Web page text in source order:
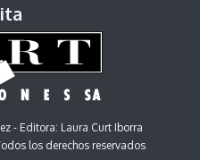
- Editora: Laura Curt Iborra
los derechos reservados